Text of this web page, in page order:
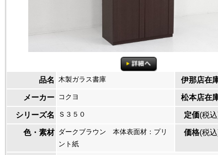
品名 木製ガラス書庫 伊那店在
メーカー コクヨ 松本店在
シリーズ名 Ｓ３５０ 定価(税
色・素材
ダークブラウン 本体表面材：プリ
ント紙
価格(税